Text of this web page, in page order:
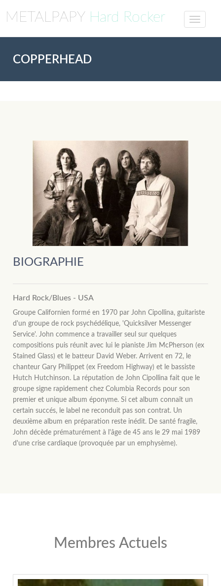
METALPAPY Hard Rocker
COPPERHEAD
BIOGRAPHIE
Hard Rock/Blues - USA
Groupe Californien formé en 1970 par John Cipollina, guitariste
d'un groupe de rock psychédélique, 'Quicksilver Messenger
Service'. John commence a travailler seul sur quelques
compositions puis réunit avec lui le pianiste Jim McPherson (ex
Stained Glass) et le batteur David Weber. Arrivent en 72, le
chanteur Gary Philippet (ex Freedom Highway) et le bassiste
Hutch Hutchinson. La réputation de John Cipollina fait que le
groupe signe rapidement chez Columbia Records pour son
premier et unique album éponyme. Si cet album connaît un
certain succés, le label ne reconduit pas son contrat. Un
deuxième album en préparation reste inédit. De santé fragile,
John décède prématurément à l'âge de 45 ans le 29 mai 1989
d'une crise cardiaque (provoquée par un emphysème).
Membres Actuels